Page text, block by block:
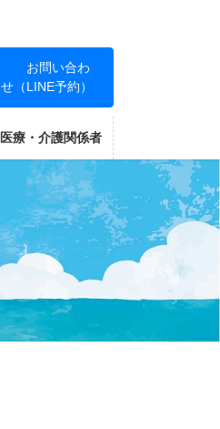
お問い合わ
せ（LINE予約）
医療・介護関係者